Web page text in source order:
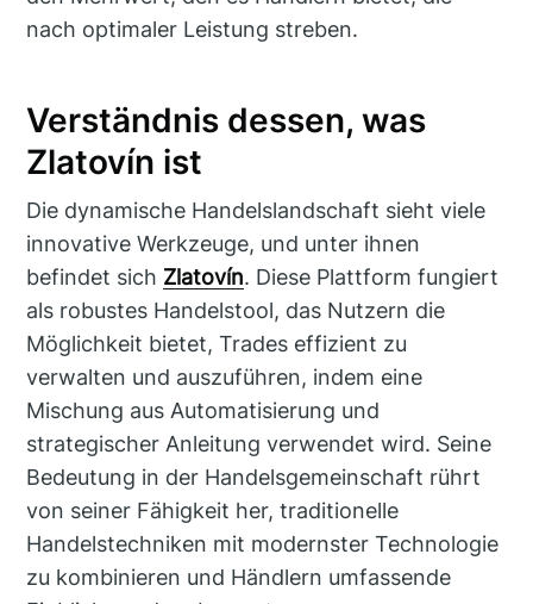
nach optimaler Leistung streben.
Verständnis dessen, was
Zlatovín ist
Die dynamische Handelslandschaft sieht viele
innovative Werkzeuge, und unter ihnen
befindet sich Zlatovín. Diese Plattform fungiert
als robustes Handelstool, das Nutzern die
Möglichkeit bietet, Trades effizient zu
verwalten und auszuführen, indem eine
Mischung aus Automatisierung und
strategischer Anleitung verwendet wird. Seine
Bedeutung in der Handelsgemeinschaft rührt
von seiner Fähigkeit her, traditionelle
Handelstechniken mit modernster Technologie
zu kombinieren und Händlern umfassende